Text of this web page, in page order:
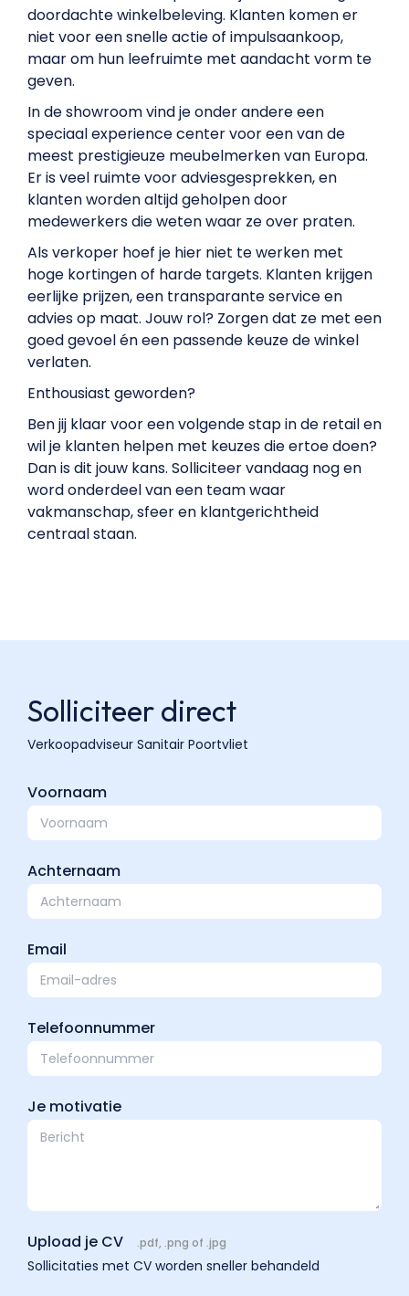
doordachte winkelbeleving. Klanten komen er
niet voor een snelle actie of impulsaankoop,
maar om hun leefruimte met aandacht vorm te
geven.
In de showroom vind je onder andere een
speciaal experience center voor een van de
meest prestigieuze meubelmerken van Europa.
Er is veel ruimte voor adviesgesprekken, en
klanten worden altijd geholpen door
medewerkers die weten waar ze over praten.
Als verkoper hoef je hier niet te werken met
hoge kortingen of harde targets. Klanten krijgen
eerlijke prijzen, een transparante service en
advies op maat. Jouw rol? Zorgen dat ze met een
goed gevoel én een passende keuze de winkel
verlaten.
Enthousiast geworden?
Ben jij klaar voor een volgende stap in de retail en
wil je klanten helpen met keuzes die ertoe doen?
Dan is dit jouw kans. Solliciteer vandaag nog en
word onderdeel van een team waar
vakmanschap, sfeer en klantgerichtheid
centraal staan.
Solliciteer direct
Voornaam
Achternaam
Email
Telefoonnummer
Je motivatie
Upload je CV .pdf, .png of .jpg
Sollicitaties met CV worden sneller behandeld